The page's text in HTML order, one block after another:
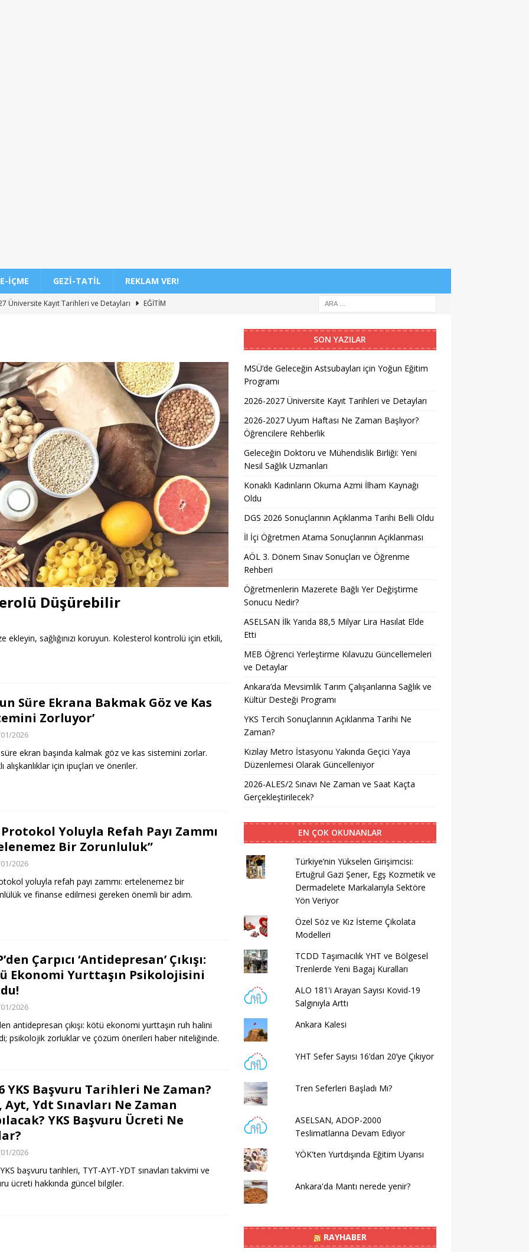
İÇME GEZI-TATIL REKLAM VER!
Üniversite Kayıt Tarihleri ve Detayları
EĞITIM
Doktoru ve Mühendislik Birliği: Yeni Nesil Sağlık Uzmanları
Okuma Azmi İlham Kaynağı Oldu
EĞITIM
Sonuçlarının Açıklanma Tarihi Belli Oldu
EĞITIM
Atama Sonuçlarının Açıklanması
EĞITIM
Sınav Sonuçları ve Öğrenme Rehberi
EĞITIM
Mazerete Bağlı Yer Değiştirme Sonucu Nedir?
EĞITIM
İlk Yarıda 88,5 Milyar Lira Hasılat Elde Etti
MANŞET
Yerleştirme Kılavuzu Güncellemeleri ve Detaylar
EĞITIM
Mevsimlik Tarım Çalışanlarına Sağlık ve Kültür Desteği Programı
Sonuçlarının Açıklanma Tarihi Ne Zaman?
EĞITIM
İstasyonu Yakında Geçici Yaya Düzenlemesi Olarak
2 Sınavı Ne Zaman ve Saat Kaçta Gerçekleştirilecek?
EĞITIM
Düşürebilir
sağlığınızı koruyun. Kolesterol kontrolü için etkili,
Süre Ekrana Bakmak Göz ve Kas
Zorluyor’
2026
ekran başında kalmak göz ve kas sistemini zorlar.
alışkanlıklar için ipuçları ve öneriler.
Protokol Yoluyla Refah Payı Zammı
Bir Zorunluluk”
2026
yoluyla refah payı zammı: ertelenemez bir
ve finanse edilmesi gereken önemli bir adım.
Çarpıcı ‘Antidepresan’ Çıkışı:
Ekonomi Yurttaşın Psikolojisini
2026
antidepresan çıkışı: kötü ekonomi yurttaşın ruh halini
psikolojik zorluklar ve çözüm önerileri haber niteliğinde.
YKS Başvuru Tarihleri Ne Zaman?
Ayt, Ydt Sınavları Ne Zaman
YKS Başvuru Ücreti Ne
2026
başvuru tarihleri, TYT-AYT-YDT sınavları takvimi ve
ücreti hakkında güncel bilgiler.
SON YAZILAR
MSÜ’de Geleceğin Astsubayları için Yoğun Eğitim
Programı
2026-2027 Üniversite Kayıt Tarihleri ve Detayları
2026-2027 Uyum Haftası Ne Zaman Başlıyor?
Öğrencilere Rehberlik
Geleceğin Doktoru ve Mühendislik Birliği: Yeni
Nesil Sağlık Uzmanları
Konaklı Kadınların Okuma Azmi İlham Kaynağı
Oldu
DGS 2026 Sonuçlarının Açıklanma Tarihi Belli Oldu
İl İçi Öğretmen Atama Sonuçlarının Açıklanması
AÖL 3. Dönem Sınav Sonuçları ve Öğrenme
Rehberi
Öğretmenlerin Mazerete Bağlı Yer Değiştirme
Sonucu Nedir?
ASELSAN İlk Yarıda 88,5 Milyar Lira Hasılat Elde
Etti
MEB Öğrenci Yerleştirme Kılavuzu Güncellemeleri
ve Detaylar
Ankara’da Mevsimlik Tarım Çalışanlarına Sağlık ve
Kültür Desteği Programı
YKS Tercih Sonuçlarının Açıklanma Tarihi Ne
Zaman?
Kızılay Metro İstasyonu Yakında Geçici Yaya
Düzenlemesi Olarak Güncelleniyor
2026-ALES/2 Sınavı Ne Zaman ve Saat Kaçta
Gerçekleştirilecek?
EN ÇOK OKUNANLAR
Türkiye’nin Yükselen Girişimcisi:
Ertuğrul Gazi Şener, Egş Kozmetik ve
Dermadelete Markalarıyla Sektöre
Yön Veriyor
Özel Söz ve Kız İsteme Çikolata
Modelleri
TCDD Taşımacılık YHT ve Bölgesel
Trenlerde Yeni Bagaj Kuralları
ALO 181'i Arayan Sayısı Kovid-19
Salgınıyla Arttı
Ankara Kalesi
YHT Sefer Sayısı 16’dan 20’ye Çıkıyor
Tren Seferleri Başladı Mı?
ASELSAN, ADOP-2000
Teslimatlarına Devam Ediyor
YÖK'ten Yurtdışında Eğitim Uyarısı
Ankara'da Mantı nerede yenir?
RAYHABER